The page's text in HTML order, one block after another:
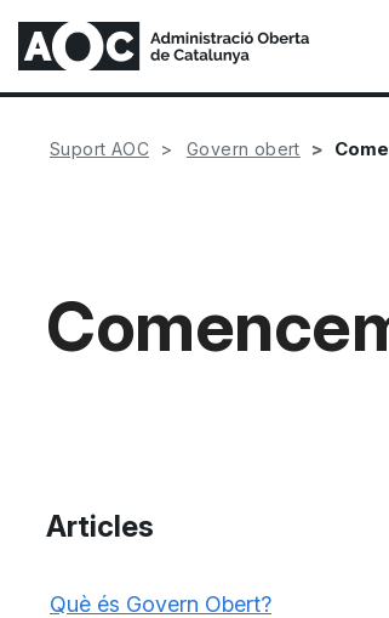
Suport AOC Govern obert
Articles
Què és Govern Obert?